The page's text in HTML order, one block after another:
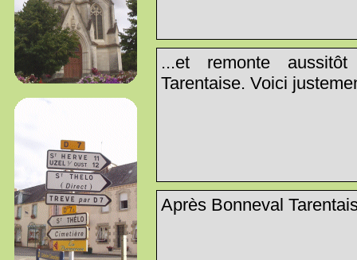
...et remonte
Tarentaise. Voici
Après Bonneval